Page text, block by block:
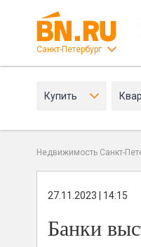
Санкт-Петербург
Купить
Недвижимость Санкт-
27.11.2023 | 14:15
Банки